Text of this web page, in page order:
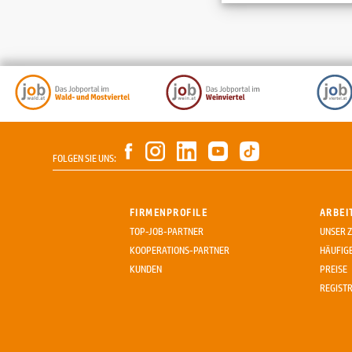
FOLGEN SIE UNS:
FIRMENPROFILE
TOP-JOB-PARTNER
KOOPERATIONS-PARTNER
KUNDEN
UNSER
PREISE